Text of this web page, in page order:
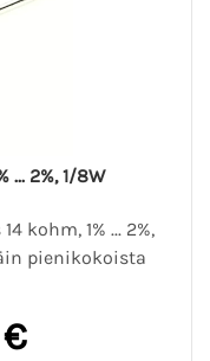
... 2%, 1/8W
kohm, 1% ... 2%,
pienikokoista